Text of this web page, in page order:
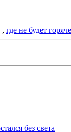
, где не будет